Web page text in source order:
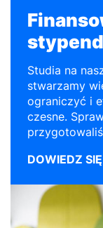
Studia na
stwarzamy
ograniczyć i
czesne.
DOWIEDZ